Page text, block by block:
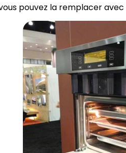
pouvez la remplacer avec